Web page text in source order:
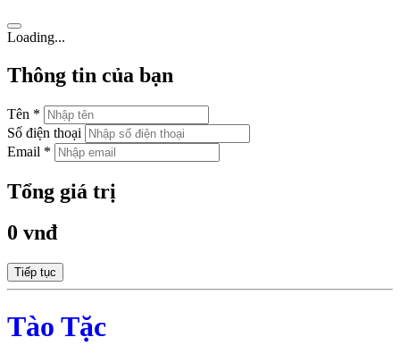
Loading...
Thông tin của bạn
Tên *
Số điện thoại
Email *
Tổng giá trị
0 vnđ
Tiếp tục
Tào Tặc